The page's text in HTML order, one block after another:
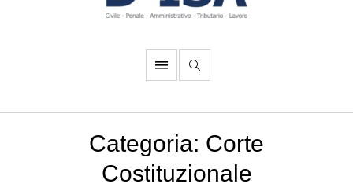
Categoria: Corte
Costituzionale